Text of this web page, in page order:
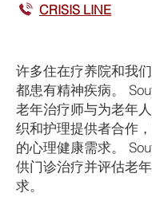
CRISIS LINE
许多住在疗养院和我
都患有精神疾病。
老年治疗师与为老年
织和护理提供者合作
的心理健康需求。
供门诊治疗并评估老
求。